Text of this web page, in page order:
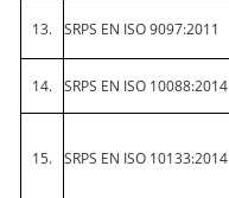
13. SRPS EN ISO 9097:2011
14. SRPS EN ISO 10088:2014
15. SRPS EN ISO 10133:2014